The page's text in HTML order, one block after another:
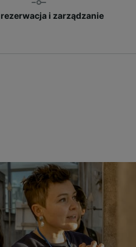
i zarządzanie